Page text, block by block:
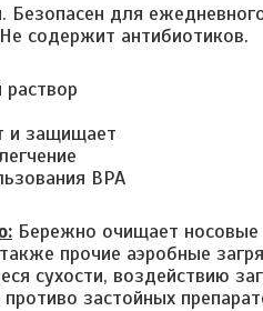
для
содержит антибиотиков.
и защищает
BPA
Бережно очищает носовые
прочие аэробные
сухости, воздействию
застойных